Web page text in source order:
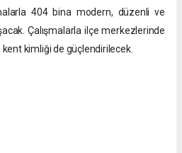
404 bina modern, düzenli ve
Çalışmalarla ilçe merkezlerinde
kimliği de güçlendirilecek.